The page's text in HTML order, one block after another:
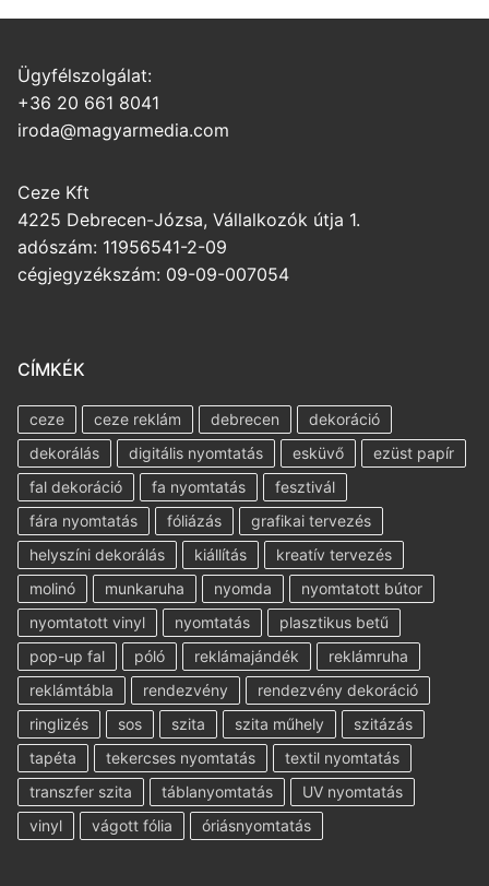
Ügyfélszolgálat:
+36 20 661 8041
iroda@magyarmedia.com
Ceze Kft
4225 Debrecen-Józsa, Vállalkozók útja 1.
adószám: 11956541-2-09
cégjegyzékszám: 09-09-007054
CÍMKÉK
ceze ceze reklám debrecen
dekoráció
dekorálás
digitális nyomtatás esküvő
ezüst papír
fal dekoráció
fa nyomtatás
fesztivál
fára nyomtatás
fóliázás
grafikai tervezés
helyszíni dekorálás
kiállítás
kreatív tervezés
molinó
munkaruha nyomda
nyomtatott bútor
nyomtatott vinyl
nyomtatás
plasztikus betű
pop-up fal
póló reklámajándék
reklámruha
reklámtábla
rendezvény
rendezvény dekoráció
ringlizés
sos szita szita műhely
szitázás
tapéta
tekercses nyomtatás
textil nyomtatás
transzfer szita
táblanyomtatás
UV nyomtatás
vinyl
vágott fólia óriásnyomtatás